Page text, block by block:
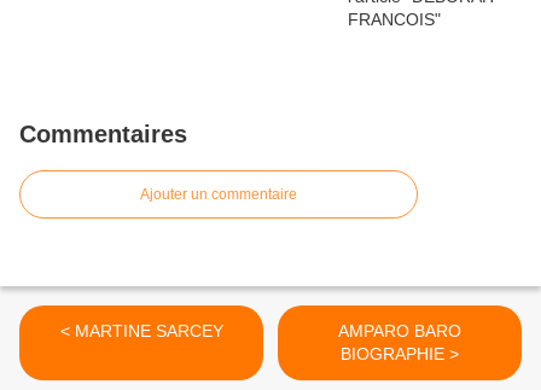
Commentaires
Ajouter un commentaire
< MARTINE SARCEY
AMPARO BARO
BIOGRAPHIE >